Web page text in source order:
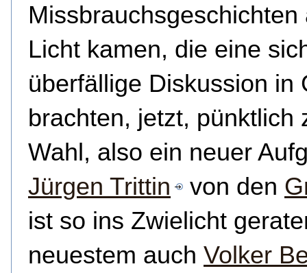
Missbrauchsgeschichten
Licht kamen, die eine
überfällige Diskussion in
brachten, jetzt, pünktlich
Wahl, also ein neuer
Jürgen Trittin
von den
ist so ins Zwielicht
neuestem auch Volker